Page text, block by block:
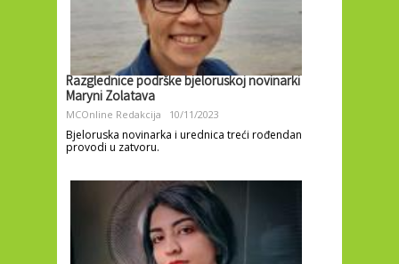
Razglednice podrške bjeloruskoj novinarki
Maryni Zolatava
MCOnline Redakcija 10/11/2023
Bjeloruska novinarka i urednica treći rođendan
provodi u zatvoru.